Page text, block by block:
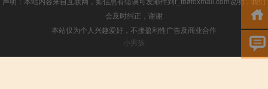
会及时纠正，谢谢
本站仅为个人兴趣爱好，不接盈利性广告及商业合作
小男孩